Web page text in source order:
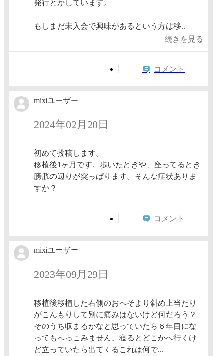
発行とかしています。
もしまだ未入会で興味があるという方は移...
続きを見る
コメント
mixiユーザー
2024年02月20日
初めて投稿します。
移植後1ヶ月です。歩いたときや、座ってるとき
膀胱の辺りが突っぱります。そんな症状ありま
すか？
コメント
mixiユーザー
2023年09月29日
移植後移植した右側のおへそより斜め上当たり
がこんもりして別に痛みはないけど何だろう？
そのうち収まるかなと思っていたら６年目にな
ってもへっこみません。寝るとどこかへ行くけ
ど立っていたら出てくるこれは何で...